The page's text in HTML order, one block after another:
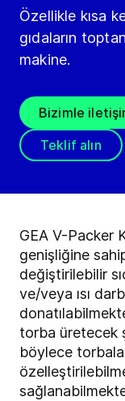
Özellikle kısa
gıdaların
makine.
Bizimle
Teklif alın
GEA V-Packer
genişliğine
değiştirilebilir
ve/veya ısı
torba üretecek
böylece